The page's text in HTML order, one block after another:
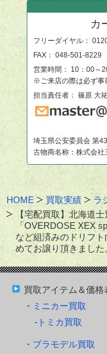
カ
フリーダイヤル：
FAX： 048-501-8229
営業時間： 10：00～
※ご来店の際は必ず事
担当責任者： 篠原 大
埼玉県公安委員会 第
古物商名称：株式会社
HOME 買取実績 ラ
【宅配買取】北海道
「OVERDOSE XEX
など組済みのドリフ
めてお譲り頂きました
買取アイテム＆価格
ミニカー買取
トミカ買取
プラモデル買取